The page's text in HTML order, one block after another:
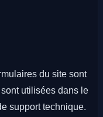
du site sont
utilisées dans le
support technique.